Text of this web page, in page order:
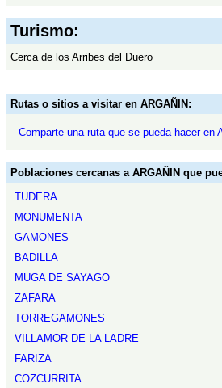
Turismo:
Cerca de los Arribes del Duero
Rutas o sitios a visitar en ARGAÑIN:
Comparte una ruta que se pueda hacer en
Poblaciones cercanas a ARGAÑIN que
TUDERA
MONUMENTA
GAMONES
BADILLA
MUGA DE SAYAGO
ZAFARA
TORREGAMONES
VILLAMOR DE LA LADRE
FARIZA
COZCURRITA